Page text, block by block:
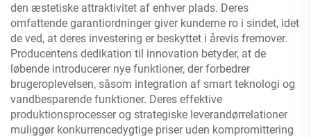
den æstetiske attraktivitet af enhver plads. Deres
omfattende garantiordninger giver kunderne ro i sindet, idet
de ved, at deres investering er beskyttet i årevis fremover.
Producentens dedikation til innovation betyder, at de
løbende introducerer nye funktioner, der forbedrer
brugeroplevelsen, såsom integration af smart teknologi og
vandbesparende funktioner. Deres effektive
produktionsprocesser og strategiske leverandørrelationer
muliggør konkurrencedygtige priser uden kompromittering